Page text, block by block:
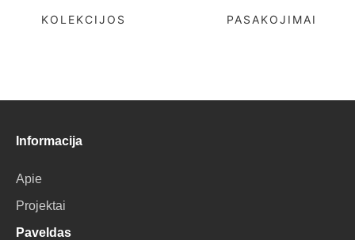
KOLEKCIJOS PASAKOJIMAI
Informacija
Apie
Projektai
Paveldas